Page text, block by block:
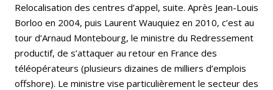
Relocalisation des centres d’appel, suite. Après Jean-Louis
Borloo en 2004, puis Laurent Wauquiez en 2010, c’est au
tour d’Arnaud Montebourg, le ministre du Redressement
productif, de s’attaquer au retour en France des
téléopérateurs (plusieurs dizaines de milliers d’emplois
offshore). Le ministre vise particulièrement le secteur des